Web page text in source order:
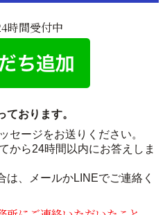
時間受付中
おります。
セージをお送りください。
から24時間以内にお答えしま
は、メールかLINEでご連絡く